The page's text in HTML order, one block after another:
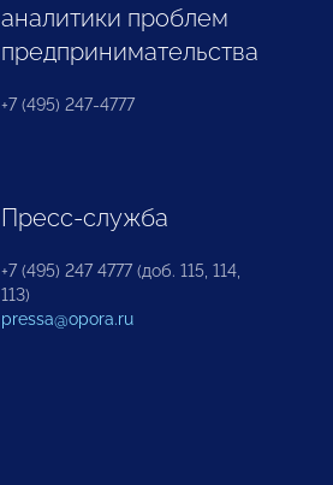
аналитики проблем
предпринимательства
+7 (495) 247-4777
Пресс-служба
+7 (495) 247 4777 (доб. 115, 114,
113)
pressa@opora.ru